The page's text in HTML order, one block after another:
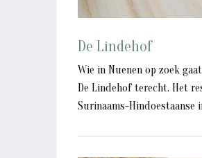
De Lindehof
Wie in Nuenen op zoek
De Lindehof terecht. Het
Surinaams-Hindoestaanse